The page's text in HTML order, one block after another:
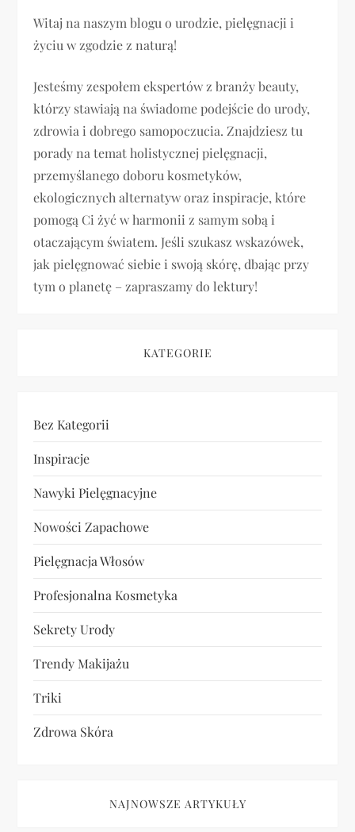
a
c
j
a
w
p
i
s
Witaj na naszym blogu o urodzie, pielęgnacji i
życiu w zgodzie z naturą!
Jesteśmy zespołem ekspertów z branży beauty,
którzy stawiają na świadome podejście do urody,
zdrowia i dobrego samopoczucia. Znajdziesz tu
porady na temat holistycznej pielęgnacji,
przemyślanego doboru kosmetyków,
ekologicznych alternatyw oraz inspiracje, które
pomogą Ci żyć w harmonii z samym sobą i
otaczającym światem. Jeśli szukasz wskazówek,
jak pielęgnować siebie i swoją skórę, dbając przy
tym o planetę – zapraszamy do lektury!
KATEGORIE
Bez Kategorii
Inspiracje
Nawyki Pielęgnacyjne
Nowości Zapachowe
Pielęgnacja Włosów
Profesjonalna Kosmetyka
Sekrety Urody
Trendy Makijażu
Triki
Zdrowa Skóra
NAJNOWSZE ARTYKUŁY